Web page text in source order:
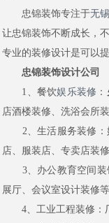
忠锦装饰专注于无
让忠锦装饰不断成长，
专业的装修设计是可以
忠锦装饰设计公司
1、餐饮娱乐装修 ：
店酒楼装修、洗浴会所
2、生活服务装修：
店、服装店、专卖店装
3、办公教育空间装
展厅、会议室设计装修
4、工业工程装修：厂